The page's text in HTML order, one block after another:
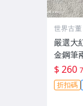
世界古董
嚴選大
金鋼筆
手不累
寫。收
8 鏡面
$ 260
折扣碼